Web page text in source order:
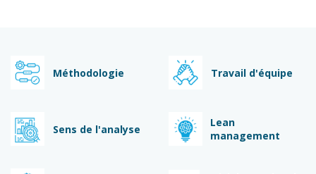
Méthodologie Travail d'équipe
Sens de l'analyse
Lean
management